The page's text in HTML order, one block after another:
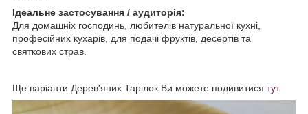
Ідеальне застосування / аудиторія:
Для домашніх господинь, любителів натуральної кухні,
професійних кухарів, для подачі фруктів, десертів та
святкових страв.
Ще варіанти Дерев'яних Тарілок Ви можете подивитися тут.